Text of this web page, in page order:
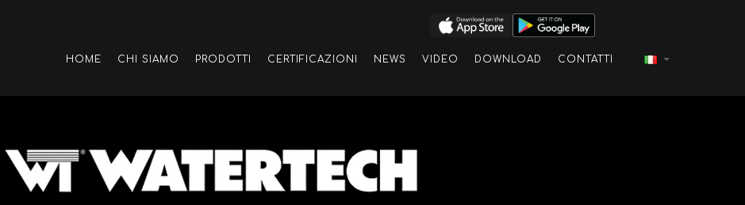
HOME CHI SIAMO PRODOTTI CERTIFICAZIONI NEWS VIDEO DOWNLOAD CONTATTI